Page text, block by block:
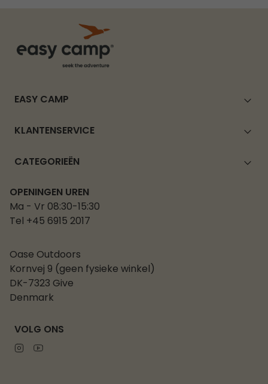
EASY CAMP
KLANTENSERVICE
CATEGORIEËN
OPENINGEN UREN
Ma - Vr 08:30-15:30
Tel +45 6915 2017
Oase Outdoors
Kornvej 9 (geen fysieke winkel)
DK-7323 Give
Denmark
VOLG ONS
Instagram
Youtube